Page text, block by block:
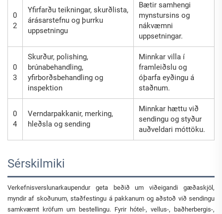
0
2
Yfirfarðu teikningar, skurðlista,
árásarstefnu og þurrku
uppsetningu
Bætir samhengi
mynstursins og
nákvæmni
uppsetningar.
0
3
Skurður, polishing,
brúnabehandling,
yfirborðsbehandling og
inspektion
Minnkar villa í
framleiðslu og
óþarfa eyðingu á
staðnum.
0
4
Verndarpakkanir, merking,
hleðsla og sending
Minnkar hættu við
sendingu og styður
auðveldari móttöku.
Sérskilmiki
Verkefnisverslunarkaupendur geta beðið um viðeigandi gæðaskjöl,
myndir af skoðunum, staðfestingu á pakkanum og aðstoð við sendingu
samkvæmt kröfum um bestellingu. Fyrir hótel-, vellus-, baðherbergis-,